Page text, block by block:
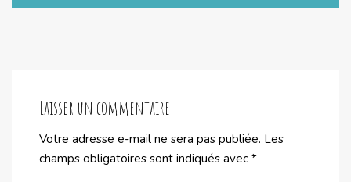
Laisser un commentaire
Votre adresse e-mail ne sera pas publiée. Les
champs obligatoires sont indiqués avec *